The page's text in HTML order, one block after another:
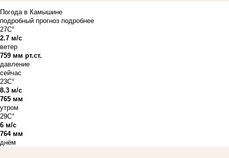
Погода в Камышине
подробный прогноз подробнее
27C°
2.7 м/с
ветер
759 мм рт.ст.
давление
сейчас
23C°
8.3 м/с
765 мм
утром
29C°
6 м/с
764 мм
днём